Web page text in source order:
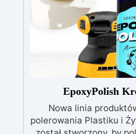
Uniwersalna:
magazynów oraz do
przygotowanej
bezpieczeństwo:
UE nr 305/2011 –
574/2014 –
EN 1504-2 oraz
Właściwości
EpoxyPolish
Nowa linia
polerowania Plastiku i